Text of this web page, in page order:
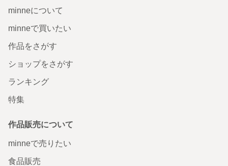
minneについて
minneで買いたい
作品をさがす
ショップをさがす
ランキング
特集
作品販売について
minneで売りたい
食品販売